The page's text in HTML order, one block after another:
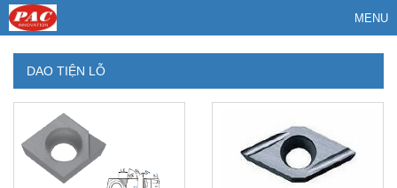
MENU
DAO TIỆN LỖ